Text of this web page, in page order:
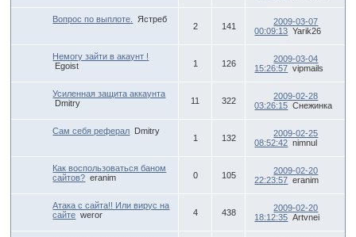
Вопрос по выплоте. Ястреб
2 141
2009-03-07
00:09:13 Yarik26
Немогу зайти в акаунт !
Egoist
1 126
2009-03-04
15:26:57 vipmails
Усиленная защита аккаунта
Dmitry
11 322
2009-02-28
03:26:15 Снежинка
Сам себя реферал Dmitry
1 132
2009-02-25
08:52:42 nimnul
Как воспользоваться баном
сайтов? eranim 0 105
2009-02-20
22:23:57 eranim
Атака с сайта!! Или вирус на
сайте weror 4 438
2009-02-20
18:12:35 Artvnei